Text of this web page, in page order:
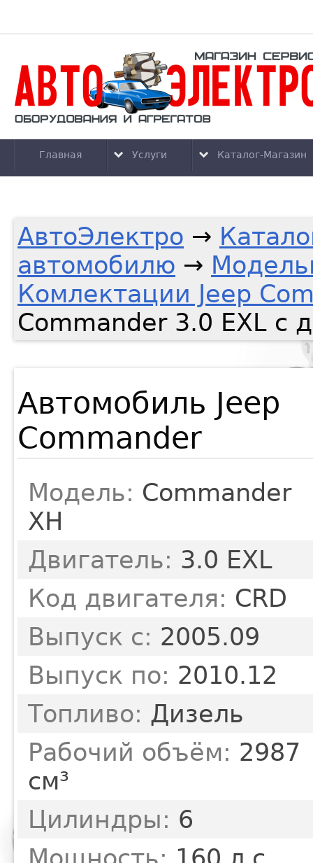
Главная Услуги Каталог-Магазин
АвтоЭлектро →
автомобилю →
Комлектации Jeep
Commander 3.0 EXL с
Автомобиль Jeep
Commander
Модель: Commander
XH
Двигатель: 3.0 EXL
Код двигателя: CRD
Выпуск с: 2005.09
Выпуск по: 2010.12
Топливо: Дизель
Рабочий объём: 2987
см³
Цилиндры: 6